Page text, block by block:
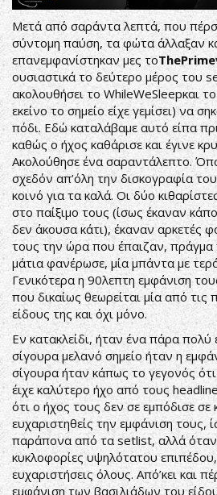
Μετά από σαράντα λεπτά, που
σύντομη παύση, τα φώτα άλλαξαν
επανεμφανίστηκαν μες το
ουσιαστικά το δεύτερο μέρος του
ακολουθήσει το WhileWeSleepκαι
εκείνο το σημείο είχε γεμίσει) να
πόδι. Εδώ καταλάβαμε αυτό είπα
καθώς ο ήχος καθάρισε και έγινε
Ακολούθησε ένα σαραντάλεπτο.
σχεδόν απ’όλη την δισκογραφία
κοινό για τα καλά. Οι δύο
στο παίξιμο τους (ίσως έκαναν
δεν άκουσα κάτι), έκαναν αρκετές
τους την ώρα που έπαιζαν, πράγμα
μάτια φανέρωσε, μία μπάντα με
Γενικότερα η 90λεπτη εμφάνιση
που δικαίως θεωρείται μία από
είδους της και όχι μόνο.
Εν κατακλείδι, ήταν ένα πάρα πολύ
σίγουρα μελανό σημείο ήταν η
σίγουρα ήταν κάπως το γεγονός
έιχε καλύτερο ήχο από τους
ότι ο ήχος τους δεν σε εμπόδισε
ευχαριστηθείς την εμφάνιση τους,
παράπονα από τα setlist, αλλά όταν
κυκλοφορίες υψηλότατου
ευχαριστήσεις όλους. Από’κει και
εμφάνιση των βασιλιάδων του